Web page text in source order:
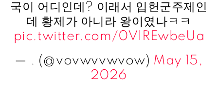
국이 어디인데? 이래서 입헌군주제인
데 황제가 아니라 왕이였나ㅋㅋ
pic.twitter.com/0VlREwbeUa
— . (@vovwvvwvow) May 15,
2026